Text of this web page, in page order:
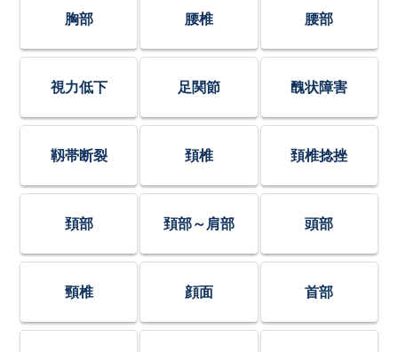
胸部 腰椎 腰部
視力低下 足関節 醜状障害
靱帯断裂 頚椎 頚椎捻挫
頚部 頚部～肩部 頭部
頸椎 顔面 首部